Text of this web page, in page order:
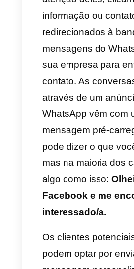
estratégias de
baseadas
anúncios.
Anúncios
como
Entender a
do WhatsApp é
as empresas
ser em
rede social